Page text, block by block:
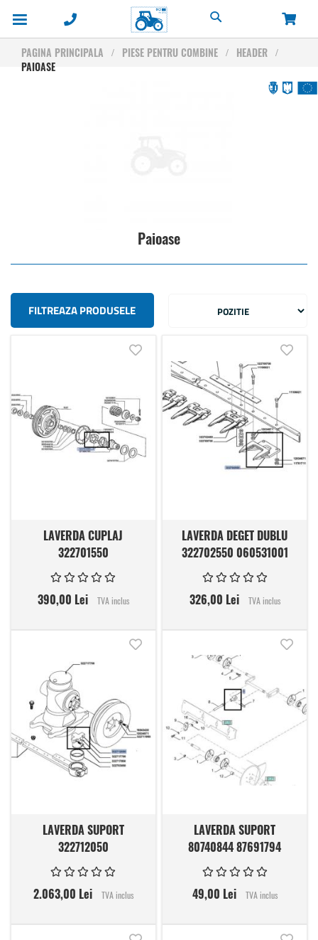
Cautare
PAGINA PRINCIPALA PIESE PENTRU COMBINE
HEADER
PAIOASE
Paioase
LAVERDA CUPLAJ
322701550
390,00 Lei TVA inclus
LAVERDA DEGET DUBLU
322702550 060531001
326,00 Lei TVA inclus
LAVERDA SUPORT
322712050
2.063,00 Lei TVA inclus
LAVERDA SUPORT
80740844 87691794
49,00 Lei TVA inclus
FILTREAZA PRODUSELE